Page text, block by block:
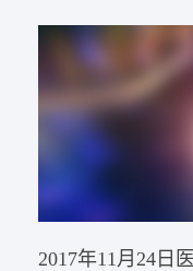
2017年11月24日